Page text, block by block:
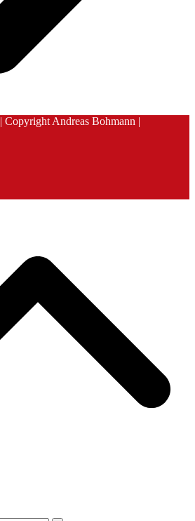
| Copyright Andreas Bohmann |